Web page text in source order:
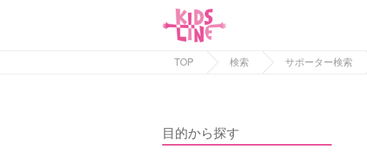
TOP 検索 サポーター検索
目的から探す